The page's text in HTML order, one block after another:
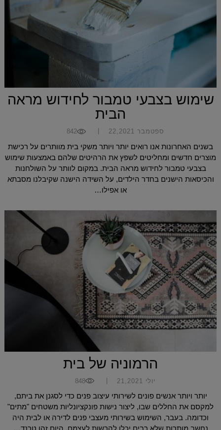
שימוש בצבעי טמבור לחידוש מראה
הבית
ספטמבר 22,2021 842
בשנים האחרונות אנו רואים יותר ויותר משקי בית מוותרים על רכישת
מוצרים חדשים ומחליטים לשפץ את הרהיטים שלהם באמצעות שימוש
בצבעי טמבור לחידוש מראה הבית. במקום לוותר על השולחנות
והכיסאות הישנים בחדר הילדים, על השידה הישנה שקיבלנו מסבתא
או אפילו…
הרמוניה של בית
יולי 21,2021 |
848
יותר ויותר אנשים פונים לשירותי עיצוב פנים כדי לסגנן את ביתם,
למקסם את החללים שבו, ליצור נישות פונקציונליות משטחים "מתים"
וכדומה. בעבר, השימוש בשירותי מעצבי פנים לדירה או לבית היה